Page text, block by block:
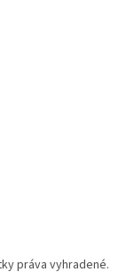
práva vyhradené.